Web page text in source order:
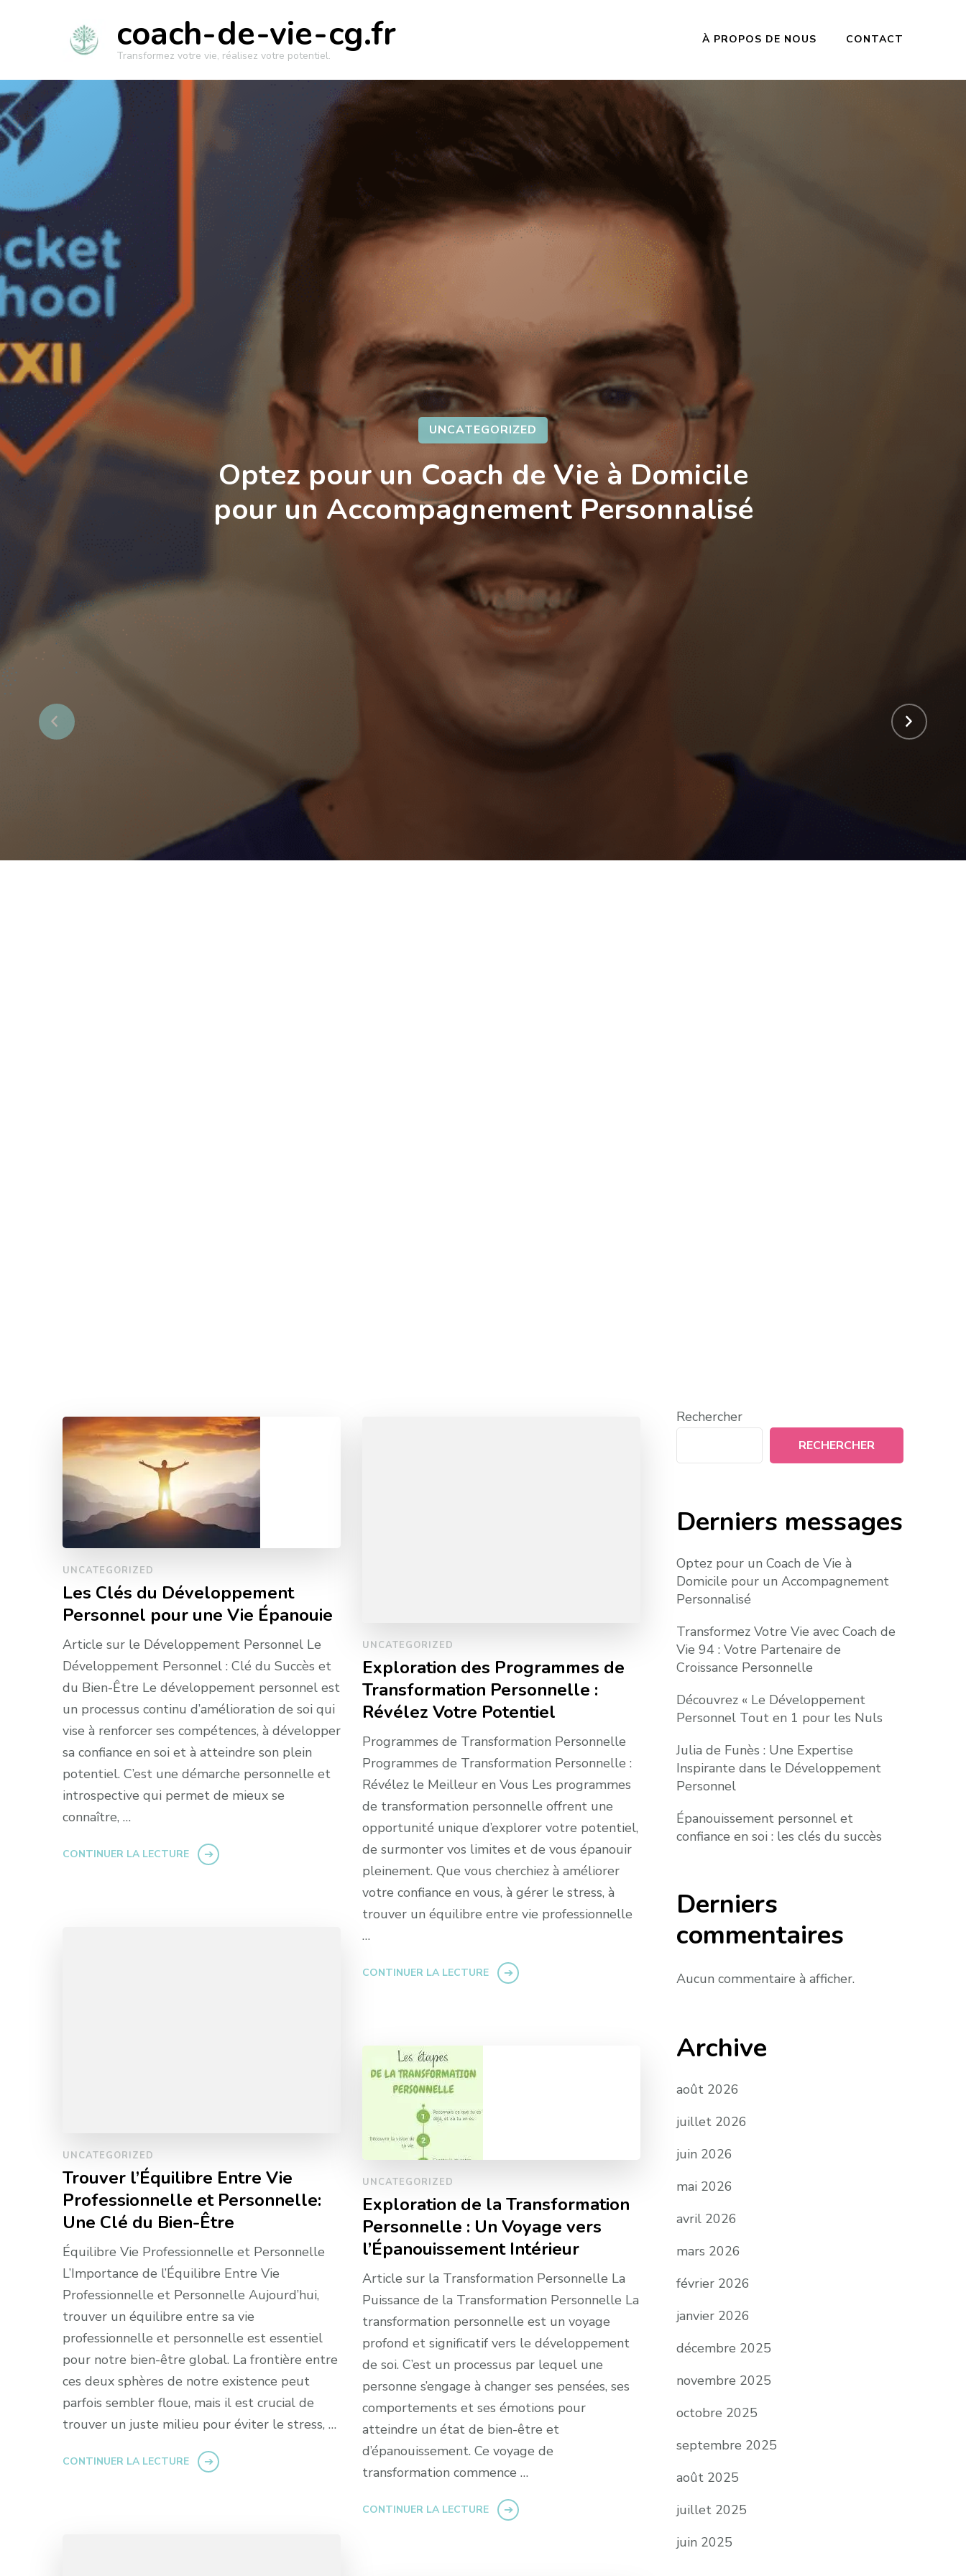
coach-de-vie-cg.fr
Transformez votre vie, réalisez votre potentiel.
À PROPOS DE NOUS CONTACT
UNCATEGORIZED
Optez pour un Coach de Vie à Domicile
pour un Accompagnement Personnalisé
UNCATEGORIZED
Les Clés du Développement
Personnel pour une Vie Épanouie
Article sur le Développement Personnel Le
Développement Personnel : Clé du Succès et
du Bien-Être Le développement personnel est
un processus continu d’amélioration de soi qui
vise à renforcer ses compétences, à développer
sa confiance en soi et à atteindre son plein
potentiel. C’est une démarche personnelle et
introspective qui permet de mieux se
connaître, …
CONTINUER LA LECTURE
UNCATEGORIZED
Exploration des Programmes de
Transformation Personnelle :
Révélez Votre Potentiel
Programmes de Transformation Personnelle
Programmes de Transformation Personnelle :
Révélez le Meilleur en Vous Les programmes
de transformation personnelle offrent une
opportunité unique d’explorer votre potentiel,
de surmonter vos limites et de vous épanouir
pleinement. Que vous cherchiez à améliorer
votre confiance en vous, à gérer le stress, à
trouver un équilibre entre vie professionnelle
…
CONTINUER LA LECTURE
UNCATEGORIZED
Trouver l’Équilibre Entre Vie
Professionnelle et Personnelle:
Une Clé du Bien-Être
Équilibre Vie Professionnelle et Personnelle
L’Importance de l’Équilibre Entre Vie
Professionnelle et Personnelle Aujourd’hui,
trouver un équilibre entre sa vie
professionnelle et personnelle est essentiel
pour notre bien-être global. La frontière entre
ces deux sphères de notre existence peut
parfois sembler floue, mais il est crucial de
trouver un juste milieu pour éviter le stress, …
CONTINUER LA LECTURE
UNCATEGORIZED
Exploration de la Transformation
Personnelle : Un Voyage vers
l’Épanouissement Intérieur
Article sur la Transformation Personnelle La
Puissance de la Transformation Personnelle La
transformation personnelle est un voyage
profond et significatif vers le développement
de soi. C’est un processus par lequel une
personne s’engage à changer ses pensées, ses
comportements et ses émotions pour
atteindre un état de bien-être et
d’épanouissement. Ce voyage de
transformation commence …
CONTINUER LA LECTURE
Rechercher
RECHERCHER
Derniers messages
Optez pour un Coach de Vie à
Domicile pour un Accompagnement
Personnalisé
Transformez Votre Vie avec Coach de
Vie 94 : Votre Partenaire de
Croissance Personnelle
Découvrez « Le Développement
Personnel Tout en 1 pour les Nuls
Julia de Funès : Une Expertise
Inspirante dans le Développement
Personnel
Épanouissement personnel et
confiance en soi : les clés du succès
Derniers
commentaires
Aucun commentaire à afficher.
Archive
août 2026
juillet 2026
juin 2026
mai 2026
avril 2026
mars 2026
février 2026
janvier 2026
décembre 2025
novembre 2025
octobre 2025
septembre 2025
août 2025
juillet 2025
juin 2025